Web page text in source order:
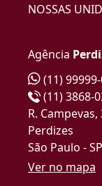
NOSSAS
Agência
(11)
(11) 3868-
R. Campevas,
Perdizes
São Paulo - SP
Ver no mapa